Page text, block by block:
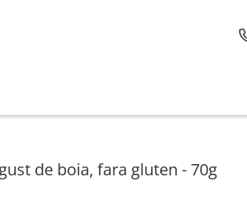
de boia, fara gluten - 70g